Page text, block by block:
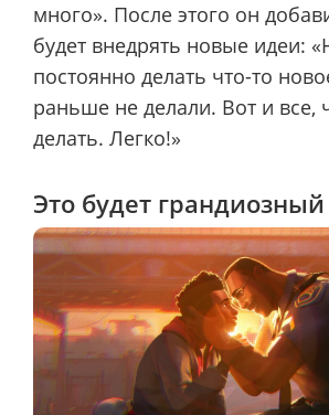
много». После этого он
будет внедрять новые идеи:
постоянно делать что-то
раньше не делали. Вот и все,
делать. Легко!»
Это будет